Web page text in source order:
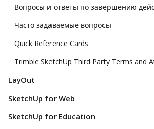
Часто задаваемые вопросы
Quick Reference Cards
Trimble SketchUp Third Party Terms and
LayOut
SketchUp for Web
SketchUp for Education